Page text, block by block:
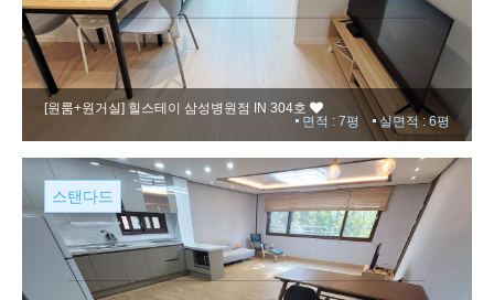
[원룸+원거실] 힐스테이 삼성병원점 IN 304호
면적 : 7평
실면적 : 6평
스탠다드